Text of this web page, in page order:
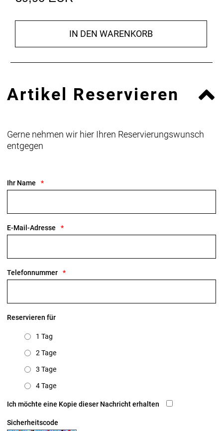
IN DEN WARENKORB
Artikel Reservieren
Gerne nehmen wir hier Ihren Reservierungswunsch
entgegen
Ihr Name
E-Mail-Adresse
Telefonnummer
Reservieren für
1 Tag
2 Tage
3 Tage
4 Tage
Ich möchte eine Kopie dieser Nachricht erhalten
Sicherheitscode